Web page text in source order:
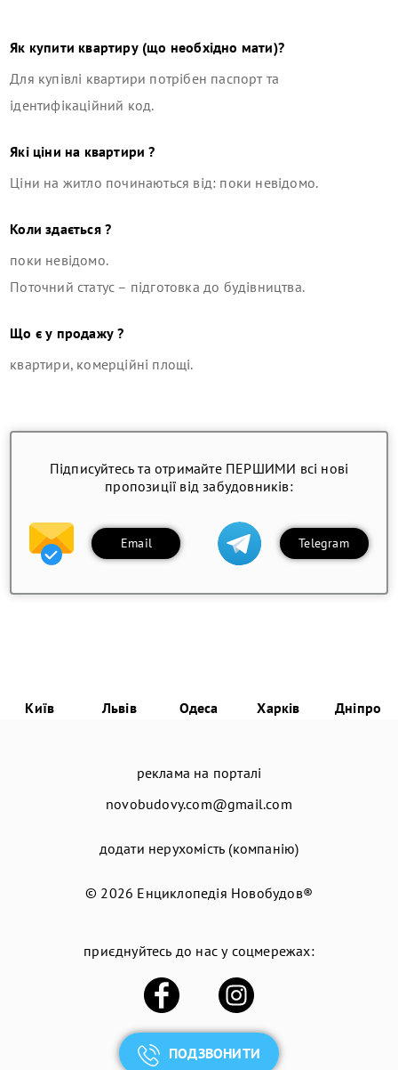
ПОДЗВОНИТИ
Як купити квартиру (що необхідно мати)?
Для купівлі квартири потрібен паспорт та
ідентифікаційний код.
Які ціни на квартири ?
Ціни на житло починаються від: поки невідомо.
Коли здається ?
поки невідомо.
Поточний статус – підготовка до будівництва.
Що є у продажу ?
квартири, комерційні площі.
Підписуйтесь та отримайте ПЕРШИМИ всі нові
пропозиції від забудовників:
Email Telegram
Київ Львів Одеса Харків Дніпро
реклама на порталі
novobudovy.com@gmail.com
додати нерухомість (компанію)
© 2026 Енциклопедія Новобудов®
приєднуйтесь до нас у соцмережах: